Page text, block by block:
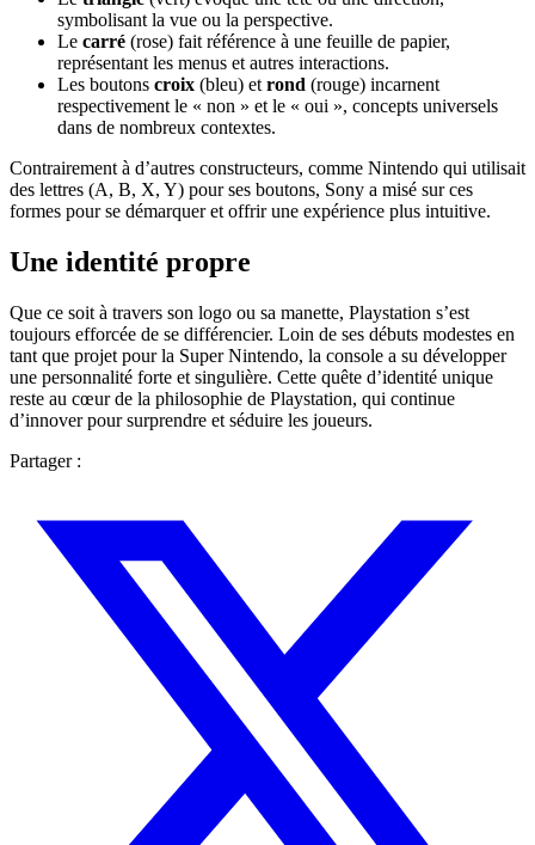
symbolisant la vue ou la perspective.
Le carré (rose) fait référence à une feuille de papier,
représentant les menus et autres interactions.
Les boutons croix (bleu) et rond (rouge) incarnent
respectivement le « non » et le « oui », concepts universels
dans de nombreux contextes.
Contrairement à d’autres constructeurs, comme Nintendo qui utilisait
des lettres (A, B, X, Y) pour ses boutons, Sony a misé sur ces
formes pour se démarquer et offrir une expérience plus intuitive.
Une identité propre
Que ce soit à travers son logo ou sa manette, Playstation s’est
toujours efforcée de se différencier. Loin de ses débuts modestes en
tant que projet pour la Super Nintendo, la console a su développer
une personnalité forte et singulière. Cette quête d’identité unique
reste au cœur de la philosophie de Playstation, qui continue
d’innover pour surprendre et séduire les joueurs.
Partager :